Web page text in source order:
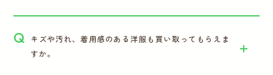
Q キズや汚れ、着用感のある洋服も買い取ってもらえま
すか。